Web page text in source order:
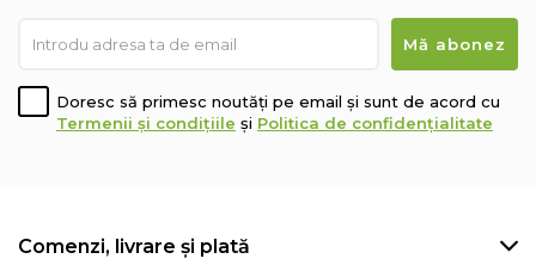
Doresc să primesc noutăți pe email și sunt de acord cu
Termenii și condițiile și Politica de confidențialitate
Comenzi, livrare și plată